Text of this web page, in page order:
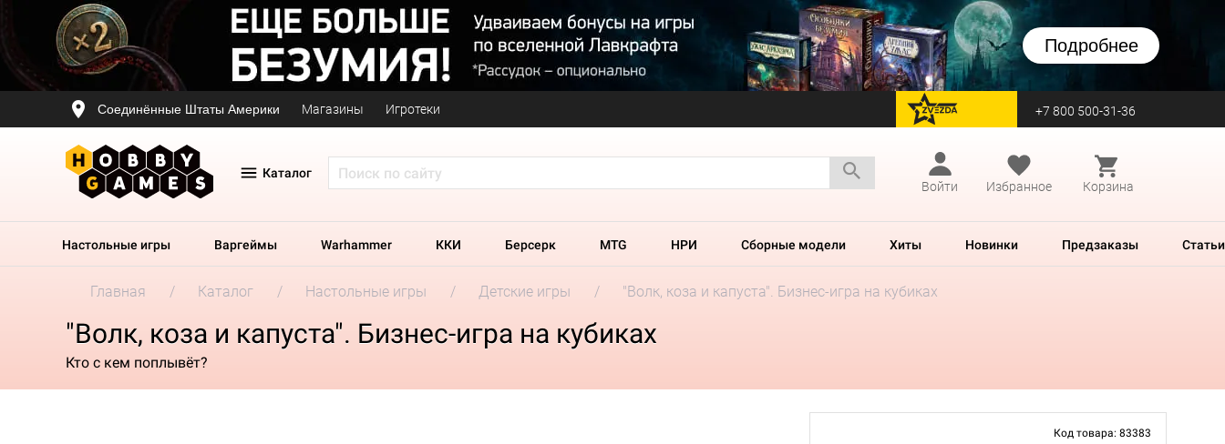
Подробнее
Соединённые Штаты Америки Магазины Игротеки перейти на Zvezda +7 800 500-31-36
Каталог
Войти
Избранное Корзина
Настольные игры Варгеймы Warhammer ККИ Берсерк MTG НРИ Сборные модели Хиты Новинки Предзаказы Статьи
Главная Каталог Настольные игры Детские игры "Волк, коза и капуста". Бизнес-игра на кубиках
"Волк, коза и капуста". Бизнес-игра на кубиках
Кто с кем поплывёт?
Код товара: 83383